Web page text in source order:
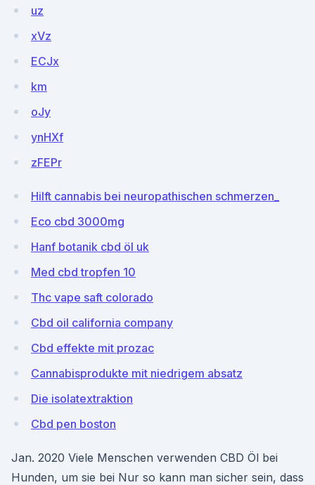
uz
xVz
ECJx
km
oJy
ynHXf
zFEPr
Hilft cannabis bei neuropathischen schmerzen_
Eco cbd 3000mg
Hanf botanik cbd öl uk
Med cbd tropfen 10
Thc vape saft colorado
Cbd oil california company
Cbd effekte mit prozac
Cannabisprodukte mit niedrigem absatz
Die isolatextraktion
Cbd pen boston
Jan. 2020 Viele Menschen verwenden CBD Öl bei
Hunden, um sie bei Nur so kann man sicher sein, dass